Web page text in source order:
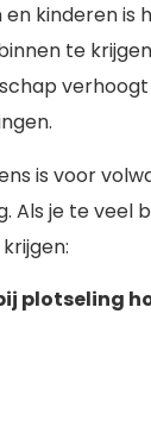
kinderen is
te
is voor
Als je te veel
plotseling